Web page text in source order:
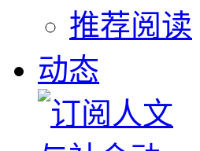
推荐阅读
动态